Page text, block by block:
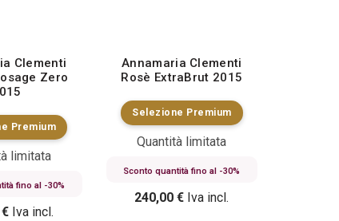
Clementi
Zero
Premium
limitata
fino al -30%
€ Iva incl.
Annamaria Clementi
Rosè ExtraBrut 2015
Selezione Premium
Quantità limitata
Sconto quantità fino al -30%
240,00€ Iva incl.